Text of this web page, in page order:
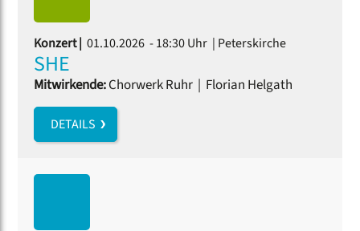
Konzert | 01.10.2026 - 18:30 Uhr | Peterskirche
SHE
Mitwirkende:Chorwerk Ruhr | Florian Helgath
DETAILS